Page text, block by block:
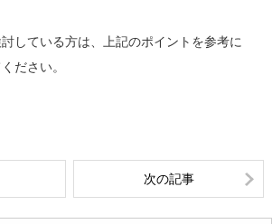
している方は、上記のポイントを参考に
ださい。
次の記事